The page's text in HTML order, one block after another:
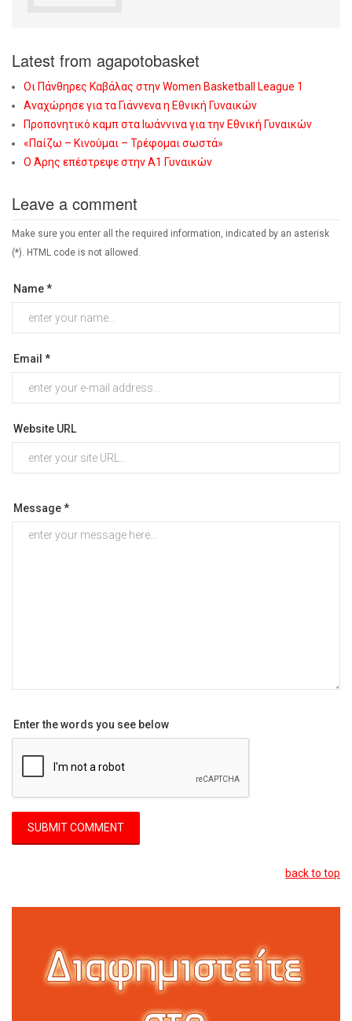
Latest from agapotobasket
Οι Πάνθηρες Καβάλας στην Women Basketball League 1
Αναχώρησε για τα Γιάννενα η Εθνική Γυναικών
Προπονητικό καμπ στα Ιωάννινα για την Εθνική Γυναικών
«Παίζω – Κινούμαι – Τρέφομαι σωστά»
Ο Άρης επέστρεψε στην Α1 Γυναικών
Leave a comment
Make sure you enter all the required information, indicated by an asterisk
(*). HTML code is not allowed.
Name *
Email *
Website URL
Message *
Enter the words you see below
back to top